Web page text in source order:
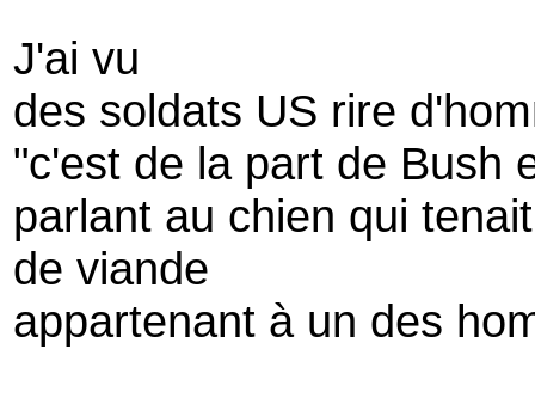
J'ai vu
des soldats US rire
"c'est de la part de Bush
parlant au chien qui
de viande
appartenant à un des